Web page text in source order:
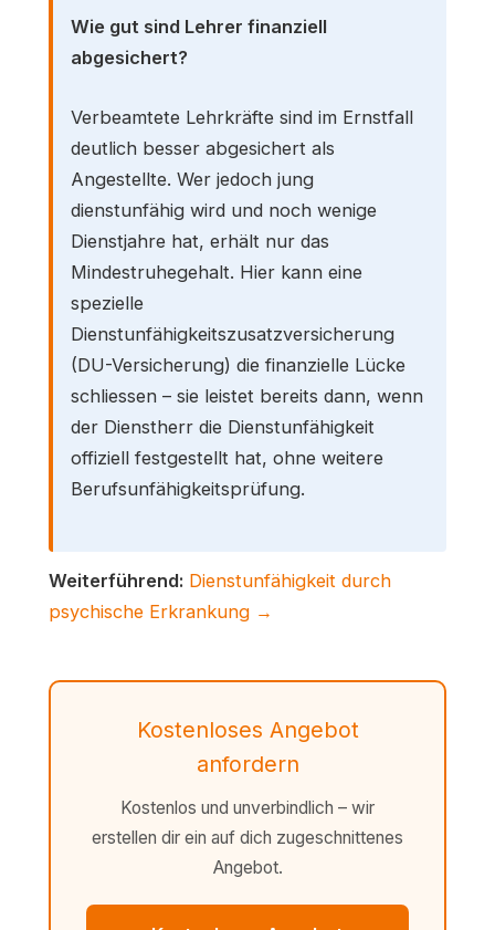
Wie gut sind Lehrer finanziell
abgesichert?
Verbeamtete Lehrkräfte sind im Ernstfall
deutlich besser abgesichert als
Angestellte. Wer jedoch jung
dienstunfähig wird und noch wenige
Dienstjahre hat, erhält nur das
Mindestruhegehalt. Hier kann eine
spezielle
Dienstunfähigkeitszusatzversicherung
(DU-Versicherung) die finanzielle Lücke
schliessen – sie leistet bereits dann, wenn
der Dienstherr die Dienstunfähigkeit
offiziell festgestellt hat, ohne weitere
Berufsunfähigkeitsprüfung.
Weiterführend: Dienstunfähigkeit durch
psychische Erkrankung →
Kostenloses Angebot
anfordern
Kostenlos und unverbindlich – wir
erstellen dir ein auf dich zugeschnittenes
Angebot.